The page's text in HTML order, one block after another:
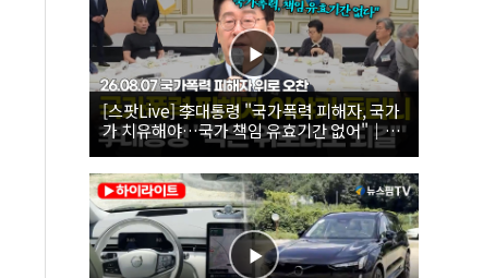
[스팟Live] 李대통령 "국가폭력 피해자, 국가
가 치유해야…국가 책임 유효기간 없어"｜
26.08.07 국가폭력 피해자 위로 오찬